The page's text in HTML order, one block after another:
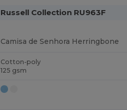
Russell Collection RU963F
Camisa de Senhora Herringbone
Cotton-poly
125 gsm